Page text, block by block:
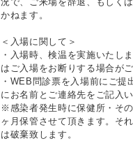
かねます。
＜入場に関して＞
・入場時、検温を実施いた
はご入場をお断りする場合が
・WEB問診票を入場前にご
にお名前とご連絡先をご記入
※感染者発生時に保健所・そ
ヶ月保管させて頂きます。そ
は破棄致します。